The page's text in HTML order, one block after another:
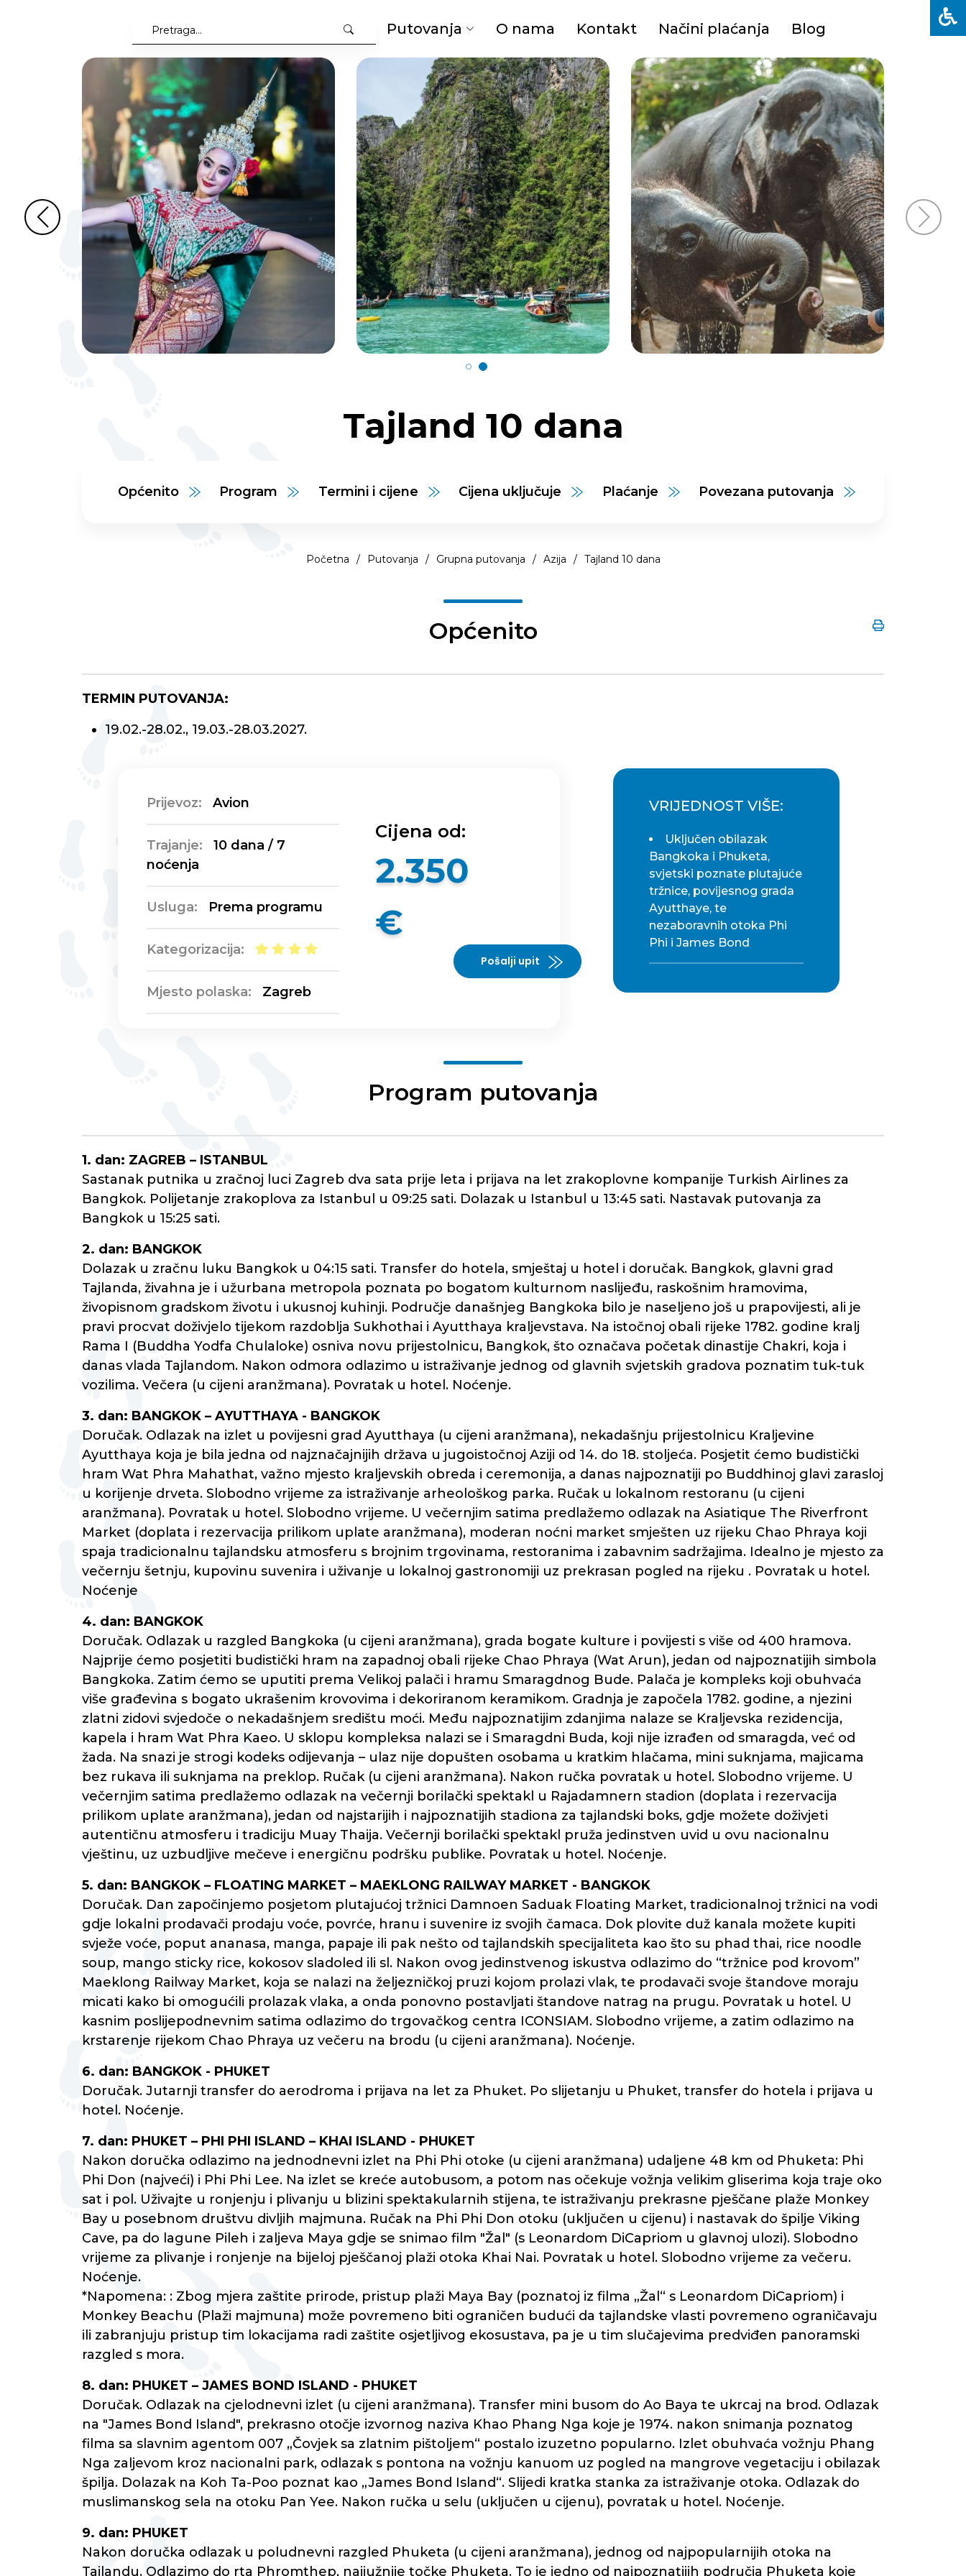
Putovanja O nama Kontakt Načini plaćanja Blog
Tajland 10 dana
Općenito Program Termini i cijene Cijena uključuje Plaćanje Povezana putovanja
Početna / Putovanja / Grupna putovanja / Azija / Tajland 10 dana
Općenito
TERMIN PUTOVANJA:
19.02.-28.02., 19.03.-28.03.2027.
Prijevoz: Avion
Trajanje:
10 dana / 7
noćenja
Usluga: Prema programu
Kategorizacija:
Mjesto polaska: Zagreb
Cijena od:
2.350
€
Pošalji upit
VRIJEDNOST VIŠE:
Uključen obilazak
Bangkoka i Phuketa,
svjetski poznate plutajuće
tržnice, povijesnog grada
Ayutthaye, te
nezaboravnih otoka Phi
Phi i James Bond
Program putovanja
1. dan: ZAGREB – ISTANBUL
Sastanak putnika u zračnoj luci Zagreb dva sata prije leta i prijava na let zrakoplovne kompanije Turkish Airlines za
Bangkok. Polijetanje zrakoplova za Istanbul u 09:25 sati. Dolazak u Istanbul u 13:45 sati. Nastavak putovanja za
Bangkok u 15:25 sati.
2. dan: BANGKOK
Dolazak u zračnu luku Bangkok u 04:15 sati. Transfer do hotela, smještaj u hotel i doručak. Bangkok, glavni grad
Tajlanda, živahna je i užurbana metropola poznata po bogatom kulturnom naslijeđu, raskošnim hramovima,
živopisnom gradskom životu i ukusnoj kuhinji. Područje današnjeg Bangkoka bilo je naseljeno još u prapovijesti, ali je
pravi procvat doživjelo tijekom razdoblja Sukhothai i Ayutthaya kraljevstava. Na istočnoj obali rijeke 1782. godine kralj
Rama I (Buddha Yodfa Chulaloke) osniva novu prijestolnicu, Bangkok, što označava početak dinastije Chakri, koja i
danas vlada Tajlandom. Nakon odmora odlazimo u istraživanje jednog od glavnih svjetskih gradova poznatim tuk-tuk
vozilima. Večera (u cijeni aranžmana). Povratak u hotel. Noćenje.
3. dan: BANGKOK – AYUTTHAYA - BANGKOK
Doručak. Odlazak na izlet u povijesni grad Ayutthaya (u cijeni aranžmana), nekadašnju prijestolnicu Kraljevine
Ayutthaya koja je bila jedna od najznačajnijih država u jugoistočnoj Aziji od 14. do 18. stoljeća. Posjetit ćemo budistički
hram Wat Phra Mahathat, važno mjesto kraljevskih obreda i ceremonija, a danas najpoznatiji po Buddhinoj glavi zarasloj
u korijenje drveta. Slobodno vrijeme za istraživanje arheološkog parka. Ručak u lokalnom restoranu (u cijeni
aranžmana). Povratak u hotel. Slobodno vrijeme. U večernjim satima predlažemo odlazak na Asiatique The Riverfront
Market (doplata i rezervacija prilikom uplate aranžmana), moderan noćni market smješten uz rijeku Chao Phraya koji
spaja tradicionalnu tajlandsku atmosferu s brojnim trgovinama, restoranima i zabavnim sadržajima. Idealno je mjesto za
večernju šetnju, kupovinu suvenira i uživanje u lokalnoj gastronomiji uz prekrasan pogled na rijeku . Povratak u hotel.
Noćenje
4. dan: BANGKOK
Doručak. Odlazak u razgled Bangkoka (u cijeni aranžmana), grada bogate kulture i povijesti s više od 400 hramova.
Najprije ćemo posjetiti budistički hram na zapadnoj obali rijeke Chao Phraya (Wat Arun), jedan od najpoznatijih simbola
Bangkoka. Zatim ćemo se uputiti prema Velikoj palači i hramu Smaragdnog Bude. Palača je kompleks koji obuhvaća
više građevina s bogato ukrašenim krovovima i dekoriranom keramikom. Gradnja je započela 1782. godine, a njezini
zlatni zidovi svjedoče o nekadašnjem središtu moći. Među najpoznatijim zdanjima nalaze se Kraljevska rezidencija,
kapela i hram Wat Phra Kaeo. U sklopu kompleksa nalazi se i Smaragdni Buda, koji nije izrađen od smaragda, već od
žada. Na snazi je strogi kodeks odijevanja – ulaz nije dopušten osobama u kratkim hlačama, mini suknjama, majicama
bez rukava ili suknjama na preklop. Ručak (u cijeni aranžmana). Nakon ručka povratak u hotel. Slobodno vrijeme. U
večernjim satima predlažemo odlazak na večernji borilački spektakl u Rajadamnern stadion (doplata i rezervacija
prilikom uplate aranžmana), jedan od najstarijih i najpoznatijih stadiona za tajlandski boks, gdje možete doživjeti
autentičnu atmosferu i tradiciju Muay Thaija. Večernji borilački spektakl pruža jedinstven uvid u ovu nacionalnu
vještinu, uz uzbudljive mečeve i energičnu podršku publike. Povratak u hotel. Noćenje.
5. dan: BANGKOK – FLOATING MARKET – MAEKLONG RAILWAY MARKET - BANGKOK
Doručak. Dan započinjemo posjetom plutajućoj tržnici Damnoen Saduak Floating Market, tradicionalnoj tržnici na vodi
gdje lokalni prodavači prodaju voće, povrće, hranu i suvenire iz svojih čamaca. Dok plovite duž kanala možete kupiti
svježe voće, poput ananasa, manga, papaje ili pak nešto od tajlandskih specijaliteta kao što su phad thai, rice noodle
soup, mango sticky rice, kokosov sladoled ili sl. Nakon ovog jedinstvenog iskustva odlazimo do “tržnice pod krovom”
Maeklong Railway Market, koja se nalazi na željezničkoj pruzi kojom prolazi vlak, te prodavači svoje štandove moraju
micati kako bi omogućili prolazak vlaka, a onda ponovno postavljati štandove natrag na prugu. Povratak u hotel. U
kasnim poslijepodnevnim satima odlazimo do trgovačkog centra ICONSIAM. Slobodno vrijeme, a zatim odlazimo na
krstarenje rijekom Chao Phraya uz večeru na brodu (u cijeni aranžmana). Noćenje.
6. dan: BANGKOK - PHUKET
Doručak. Jutarnji transfer do aerodroma i prijava na let za Phuket. Po slijetanju u Phuket, transfer do hotela i prijava u
hotel. Noćenje.
7. dan: PHUKET – PHI PHI ISLAND – KHAI ISLAND - PHUKET
Nakon doručka odlazimo na jednodnevni izlet na Phi Phi otoke (u cijeni aranžmana) udaljene 48 km od Phuketa: Phi
Phi Don (najveći) i Phi Phi Lee. Na izlet se kreće autobusom, a potom nas očekuje vožnja velikim gliserima koja traje oko
sat i pol. Uživajte u ronjenju i plivanju u blizini spektakularnih stijena, te istraživanju prekrasne pješčane plaže Monkey
Bay u posebnom društvu divljih majmuna. Ručak na Phi Phi Don otoku (uključen u cijenu) i nastavak do špilje Viking
Cave, pa do lagune Pileh i zaljeva Maya gdje se snimao film "Žal" (s Leonardom DiCapriom u glavnoj ulozi). Slobodno
vrijeme za plivanje i ronjenje na bijeloj pješčanoj plaži otoka Khai Nai. Povratak u hotel. Slobodno vrijeme za večeru.
Noćenje.
*Napomena: : Zbog mjera zaštite prirode, pristup plaži Maya Bay (poznatoj iz filma „Žal“ s Leonardom DiCapriom) i
Monkey Beachu (Plaži majmuna) može povremeno biti ograničen budući da tajlandske vlasti povremeno ograničavaju
ili zabranjuju pristup tim lokacijama radi zaštite osjetljivog ekosustava, pa je u tim slučajevima predviđen panoramski
razgled s mora.
8. dan: PHUKET – JAMES BOND ISLAND - PHUKET
Doručak. Odlazak na cjelodnevni izlet (u cijeni aranžmana). Transfer mini busom do Ao Baya te ukrcaj na brod. Odlazak
na "James Bond Island", prekrasno otočje izvornog naziva Khao Phang Nga koje je 1974. nakon snimanja poznatog
filma sa slavnim agentom 007 „Čovjek sa zlatnim pištoljem“ postalo izuzetno popularno. Izlet obuhvaća vožnju Phang
Nga zaljevom kroz nacionalni park, odlazak s pontona na vožnju kanuom uz pogled na mangrove vegetaciju i obilazak
špilja. Dolazak na Koh Ta-Poo poznat kao „James Bond Island“. Slijedi kratka stanka za istraživanje otoka. Odlazak do
muslimanskog sela na otoku Pan Yee. Nakon ručka u selu (uključen u cijenu), povratak u hotel. Noćenje.
9. dan: PHUKET
Nakon doručka odlazak u poludnevni razgled Phuketa (u cijeni aranžmana), jednog od najpopularnijih otoka na
Tajlandu. Odlazimo do rta Phromthep, najjužnije točke Phuketa. To je jedno od najpoznatijih područja Phuketa koje